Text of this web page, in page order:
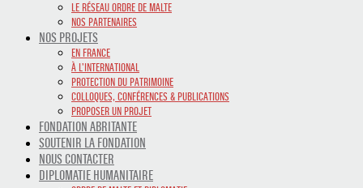
LE RÉSEAU ORDRE DE MALTE
NOS PARTENAIRES
NOS PROJETS
EN FRANCE
À L’INTERNATIONAL
PROTECTION DU PATRIMOINE
COLLOQUES, CONFÉRENCES & PUBLICATIONS
PROPOSER UN PROJET
FONDATION ABRITANTE
SOUTENIR LA FONDATION
NOUS CONTACTER
DIPLOMATIE HUMANITAIRE